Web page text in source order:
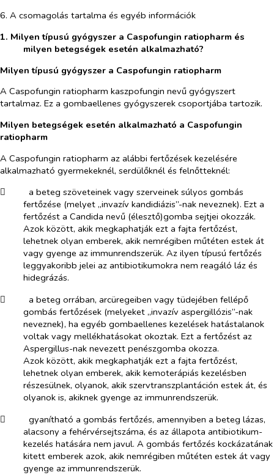
6. A csomagolás tartalma és egyéb információk
1. Milyen típusú gyógyszer a Caspofungin ratiopharm és
milyen betegségek esetén alkalmazható?
Milyen típusú gyógyszer a Caspofungin ratiopharm
A Caspofungin ratiopharm kaszpofungin nevű gyógyszert
tartalmaz. Ez a gombaellenes gyógyszerek csoportjába tartozik.
Milyen betegségek esetén alkalmazható a Caspofungin
ratiopharm
A Caspofungin ratiopharm az alábbi fertőzések kezelésére
alkalmazható gyermekeknél, serdülőknél és felnőtteknél:
​
a beteg szöveteinek vagy szerveinek súlyos gombás
fertőzése (melyet „invazív kandidiázis”-nak neveznek). Ezt a
fertőzést a Candida nevű (élesztő)gomba sejtjei okozzák.
Azok között, akik megkaphatják ezt a fajta fertőzést,
lehetnek olyan emberek, akik nemrégiben műtéten estek át
vagy gyenge az immunrendszerük. Az ilyen típusú fertőzés
leggyakoribb jelei az antibiotikumokra nem reagáló láz és
hidegrázás.
​
a beteg orrában, arcüregeiben vagy tüdejében fellépő
gombás fertőzések (melyeket „invazív aspergillózis”-nak
neveznek), ha egyéb gombaellenes kezelések hatástalanok
voltak vagy mellékhatásokat okoztak. Ezt a fertőzést az
Aspergillus-nak nevezett penészgomba okozza.
Azok között, akik megkaphatják ezt a fajta fertőzést,
lehetnek olyan emberek, akik kemoterápiás kezelésben
részesülnek, olyanok, akik szervtranszplantáción estek át, és
olyanok is, akiknek gyenge az immunrendszerük.
​
gyanítható a gombás fertőzés, amennyiben a beteg lázas,
alacsony a fehérvérsejtszáma, és az állapota antibiotikum-
kezelés hatására nem javul. A gombás fertőzés kockázatának
kitett emberek azok, akik nemrégiben műtéten estek át vagy
gyenge az immunrendszerük.